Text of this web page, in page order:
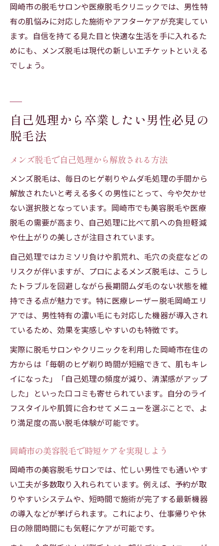
岡崎市の脱毛サロンや医療脱毛クリニックでは、男性特
有の肌悩みに対応した施術やアフターケアが充実してい
ます。自信を持てる見た目と快適な生活を手に入れるた
めにも、メンズ脱毛は現代の新しいエチケットといえる
でしょう。
自己処理から卒業したい男性必見の
脱毛法
メンズ脱毛で自己処理から解放される方法
メンズ脱毛は、毎日のヒゲ剃りやムダ毛処理の手間から
解放されたいと考える多くの男性にとって、今や欠かせ
ない選択肢となっています。岡崎市でも美容脱毛や医療
脱毛の需要が高まり、自己処理に比べて肌への負担軽減
や仕上がりの美しさが注目されています。
自己処理ではカミソリ負けや肌荒れ、毛穴の炎症などの
リスクが伴いますが、プロによるメンズ脱毛は、こうし
たトラブルを回避しながら長期間ムダ毛のない状態を維
持できる点が魅力です。特に医療レーザー脱毛岡崎エリ
アでは、男性特有の濃い毛にも対応した機器が導入され
ているため、効果を実感しやすいのも特徴です。
実際に脱毛サロンやクリニックを利用した岡崎市在住の
方からは「毎朝のヒゲ剃り時間が短縮できて、肌もキレ
イになった」「自己処理の頻度が減り、清潔感がアップ
した」といった口コミも寄せられています。自分のライ
フスタイルや肌質に合わせてメニューを選ぶことで、よ
り満足度の高い脱毛体験が可能です。
岡崎市の美容脱毛で時短ケアを実現しよう
岡崎市の美容脱毛サロンでは、忙しい男性でも通いやす
い工夫が多数取り入れられています。例えば、予約が取
りやすいシステムや、短時間で施術が完了する最新機器
の導入などが挙げられます。これにより、仕事帰りや休
日の隙間時間にも気軽にケアが可能です。